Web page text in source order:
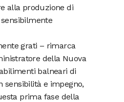
alla produzione di
grati – rimarca
della Nuova
balneari di
sensibilità e impegno,
prima fase della